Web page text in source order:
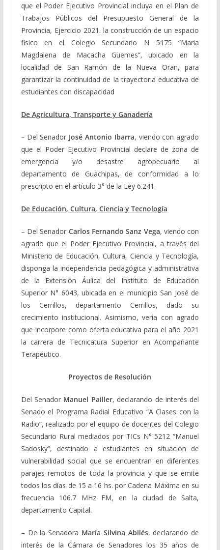
que el Poder Ejecutivo Provincial incluya en el Plan de
Trabajos Públicos del Presupuesto General de la
Provincia, Ejercicio 2021. la construcción de un espacio
fisico en el Colegio Secundario N 5175 “Maria
Magdalena de Macacha Güemes”, ubicado en la
localidad de San Ramón de la Nueva Oran, para
garantizar la continuidad de la trayectoria educativa de
estudiantes con discapacidad
De Agricultura, Transporte y Ganadería
– Del Senador José Antonio Ibarra, viendo con agrado
que el Poder Ejecutivo Provincial declare de zona de
emergencia y/o desastre agropecuario al
departamento de Guachipas, de conformidad a lo
prescripto en el artículo 3° de la Ley 6.241.
De Educación, Cultura, Ciencia y Tecnología
– Del Senador Carlos Fernando Sanz Vega, viendo con
agrado que el Poder Ejecutivo Provincial, a través del
Ministerio de Educación, Cultura, Ciencia y Tecnología,
disponga la independencia pedagógica y administrativa
de la Extensión Áulica del Instituto de Educación
Superior N° 6043, ubicada en el municipio San José de
los Cerrillos, departamento Cerrillos, dado su
crecimiento institucional. Asimismo, vería con agrado
que incorpore como oferta educativa para el año 2021
la carrera de Tecnicatura Superior en Acompañante
Terapéutico.
Proyectos de Resolución
Del Senador Manuel Pailler, declarando de interés del
Senado el Programa Radial Educativo “A Clases con la
Radio”, realizado por el equipo de docentes del Colegio
Secundario Rural mediados por TICs N° 5212 “Manuel
Sadosky”, destinado a estudiantes en situación de
vulnerabilidad social que se encuentran en diferentes
parajes remotos de toda la provincia y que se emite
todos los días de 15 a 16 hs. por Cadena Máxima en su
frecuencia 106.7 MHz FM, en la ciudad de Salta,
departamento Capital.
– De la Senadora María Silvina Abilés, declarando de
interés de la Cámara de Senadores los 35 años de